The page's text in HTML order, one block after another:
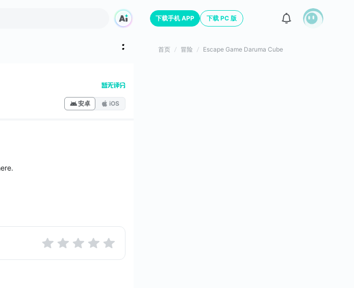
安卓 iOS
下载手机 APP 下载 PC 版
首页 冒险 Escape Game Daruma Cube